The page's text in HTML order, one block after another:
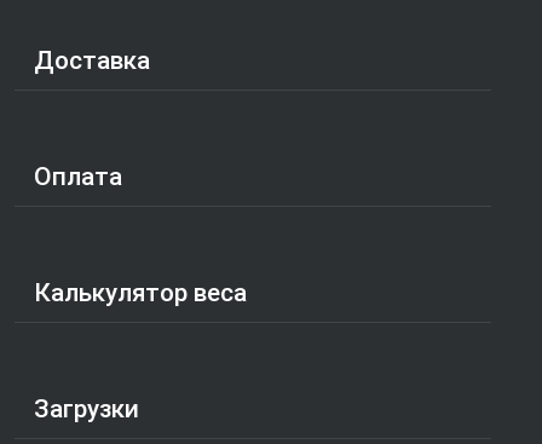
Доставка
Оплата
Калькулятор веса
Загрузки